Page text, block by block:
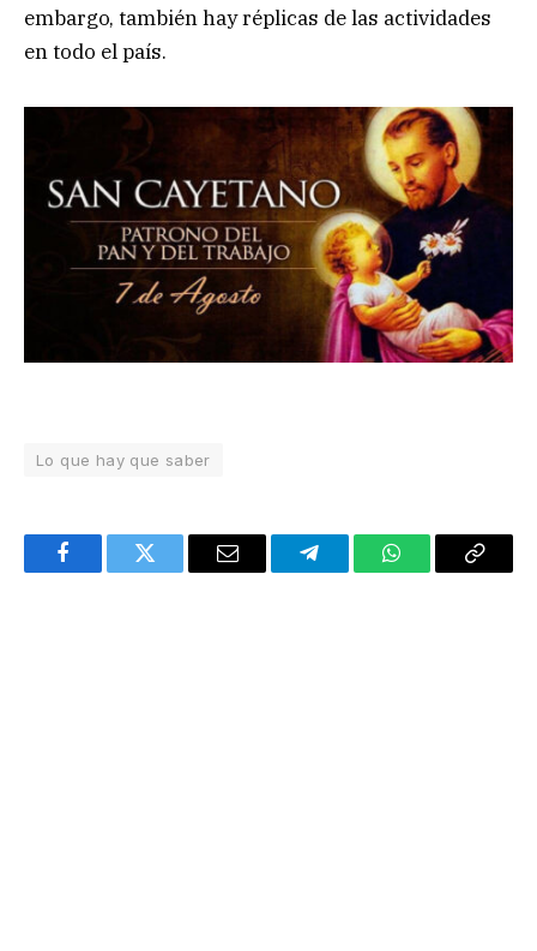
embargo, también hay réplicas de las actividades
en todo el país.
Lo que hay que saber
FacebookTwitter Email TelegramWhatsAppCopy